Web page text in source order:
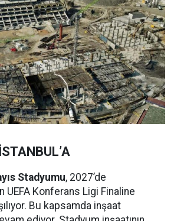
Stadyumu, 2027’de
UEFA Konferans Ligi Finaline
Bu kapsamda inşaat